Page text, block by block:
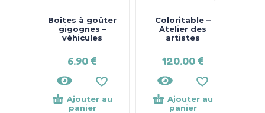
Boîtes à goûter
gigognes –
véhicules
6.90€
Ajouter au
panier
Coloritable –
Atelier des
artistes
120.00€
Ajouter au
panier